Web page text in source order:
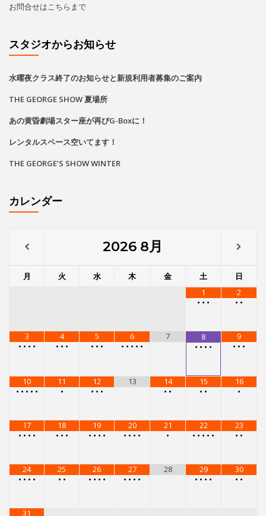
お問合せはこちら まで
スタジオからお知らせ
水曜夜クラス終了のお知らせと新規利用者募集のご案内
THE GEORGE SHOW 夏場所
あの黄昏劇場スター座が再びG-Boxに！
レンタルスペース空いてます！
THE GEORGE’S SHOW WINTER
カレンダー
2026 8月
月 火 水 木 金 土
日
1
• • •
2
• •
3
• • • •
4
• • •
5
• • •
6
• • • • •
7
8
• • • •
9
• • •
10
• • • • •
11
•
12
• • •
13
14
• •
15
• •
16
•
17
• • • •
18
• • •
19
• • • •
20
• • • •
21
•
22
• • • • •
23
• •
24
• • • •
25
• •
26
• • • •
27
• • • •
28
29
• • • •
30
• •
31